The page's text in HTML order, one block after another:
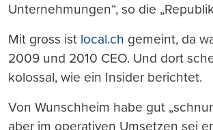
Unternehmungen“, so die
Mit gross ist local.ch gemeint, da
2009 und 2010 CEO. Und dort
kolossal, wie ein Insider berichtet.
Von Wunschheim habe gut
aber im operativen Umsetzen sei